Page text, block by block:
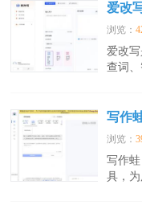
爱改
浏览：
爱改
查词
写作
浏览：
写作
具，为